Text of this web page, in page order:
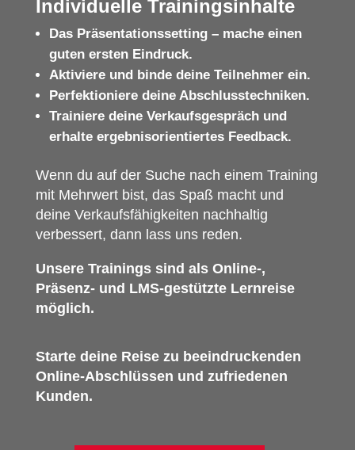
Individuelle Trainingsinhalte
Das Präsentationssetting – mache einen
guten ersten Eindruck.
Aktiviere und binde deine Teilnehmer ein.
Perfektioniere deine Abschlusstechniken.
Trainiere deine Verkaufsgespräch und
erhalte ergebnisorientiertes Feedback.
Wenn du auf der Suche nach einem Training
mit Mehrwert bist, das Spaß macht und
deine Verkaufsfähigkeiten nachhaltig
verbessert, dann lass uns reden.
Unsere Trainings sind als Online-,
Präsenz- und LMS-gestützte Lernreise
möglich.
Starte deine Reise zu beeindruckenden
Online-Abschlüssen und zufriedenen
Kunden.